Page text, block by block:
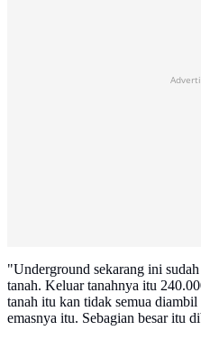
"Underground sekarang ini
tanah. Keluar tanahnya itu
tanah itu kan tidak semua
emasnya itu. Sebagian besar itu